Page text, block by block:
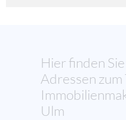
Hier finden
Adressen zum
Ulm